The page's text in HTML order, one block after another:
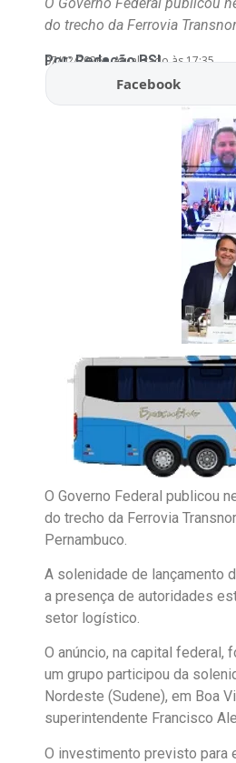
do trecho da Ferrovia
Por:Redação BSL
07/02/2026 Atualizado às 17:35
Facebook
O Governo Federal publicou
do trecho da Ferrovia
Pernambuco.
A solenidade de lançamento
a presença de autoridades
setor logístico.
O anúncio, na capital federal,
um grupo participou da
Nordeste (Sudene), em Boa
superintendente Francisco
O investimento previsto para